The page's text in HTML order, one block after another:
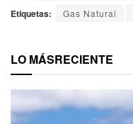
Etiquetas: Gas Natural
LO MÁSRECIENTE